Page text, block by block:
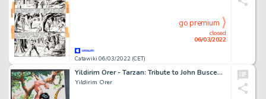
Catawiki 06/03/2022 (CET)
closed
06/03/2022
go premium
Yildirim Orer - Tarzan: Tribute to John Buscema - Page volante - Exemplaire unique - (2004)
Yildirim Orer